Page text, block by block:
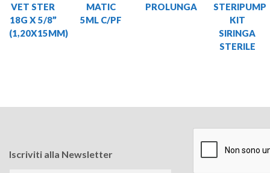
VET STER
18G X 5/8”
(1,20X15MM)
MATIC
5ML C/PF
PROLUNGA
STERIPUMP
KIT
SIRINGA
STERILE
Iscriviti alla Newsletter